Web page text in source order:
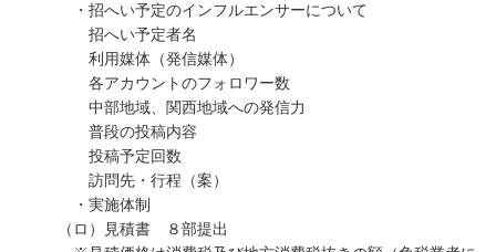
・招へい予定のインフルエンサーについて
招へい予定者名
利用媒体（発信媒体）
各アカウントのフォロワー数
中部地域、関西地域への発信力
普段の投稿内容
投稿予定回数
訪問先・行程（案）
・実施体制
（ロ）見積書 ８部提出